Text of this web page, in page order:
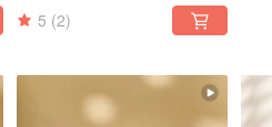
5 (2)